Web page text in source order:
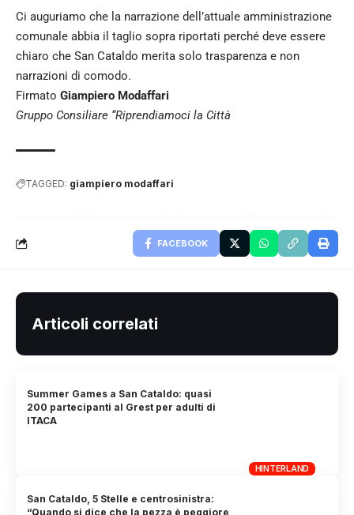
Ci auguriamo che la narrazione dell’attuale amministrazione
comunale abbia il taglio sopra riportati perché deve essere
chiaro che San Cataldo merita solo trasparenza e non
narrazioni di comodo.
Firmato Giampiero Modaffari
Gruppo Consiliare “Riprendiamoci la Città
TAGGED: giampiero modaffari
FACEBOOK
Articoli correlati
HINTERLAND
Summer Games a San Cataldo: quasi
200 partecipanti al Grest per adulti di
ITACA
San Cataldo, 5 Stelle e centrosinistra:
“Quando si dice che la pezza è peggiore